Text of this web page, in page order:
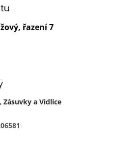
řazení 7
Zásuvky a Vidlice